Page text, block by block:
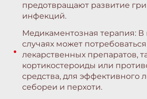
предотвращают развитие
инфекций.
Медикаментозная терапия: В
случаях может
лекарственных препаратов,
кортикостероиды или
средства, для эффективного
себореи и перхоти.